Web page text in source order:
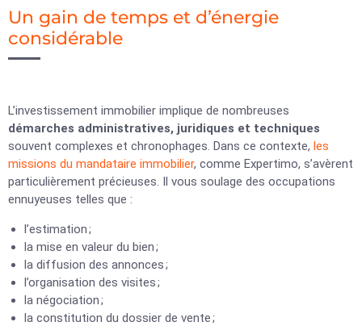
Un gain de temps et d’énergie
considérable
L’investissement immobilier implique de nombreuses
démarches administratives, juridiques et techniques
souvent complexes et chronophages. Dans ce contexte, les
missions du mandataire immobilier, comme Expertimo, s’avèrent
particulièrement précieuses. Il vous soulage des occupations
ennuyeuses telles que :
l’estimation ;
la mise en valeur du bien ;
la diffusion des annonces ;
l’organisation des visites ;
la négociation ;
la constitution du dossier de vente ;